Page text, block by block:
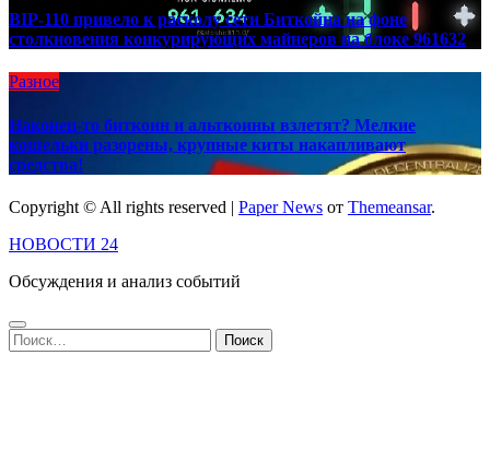
BIP-110 привело к расколу сети Биткойна на фоне
столкновения конкурирующих майнеров на блоке 961632
Разное
Наконец-то биткоин и альткоины взлетят? Мелкие
кошельки разорены, крупные киты накапливают
средства!
Copyright © All rights reserved | Paper News от Themeansar.
НОВОСТИ 24
Обсуждения и анализ событий
Найти: